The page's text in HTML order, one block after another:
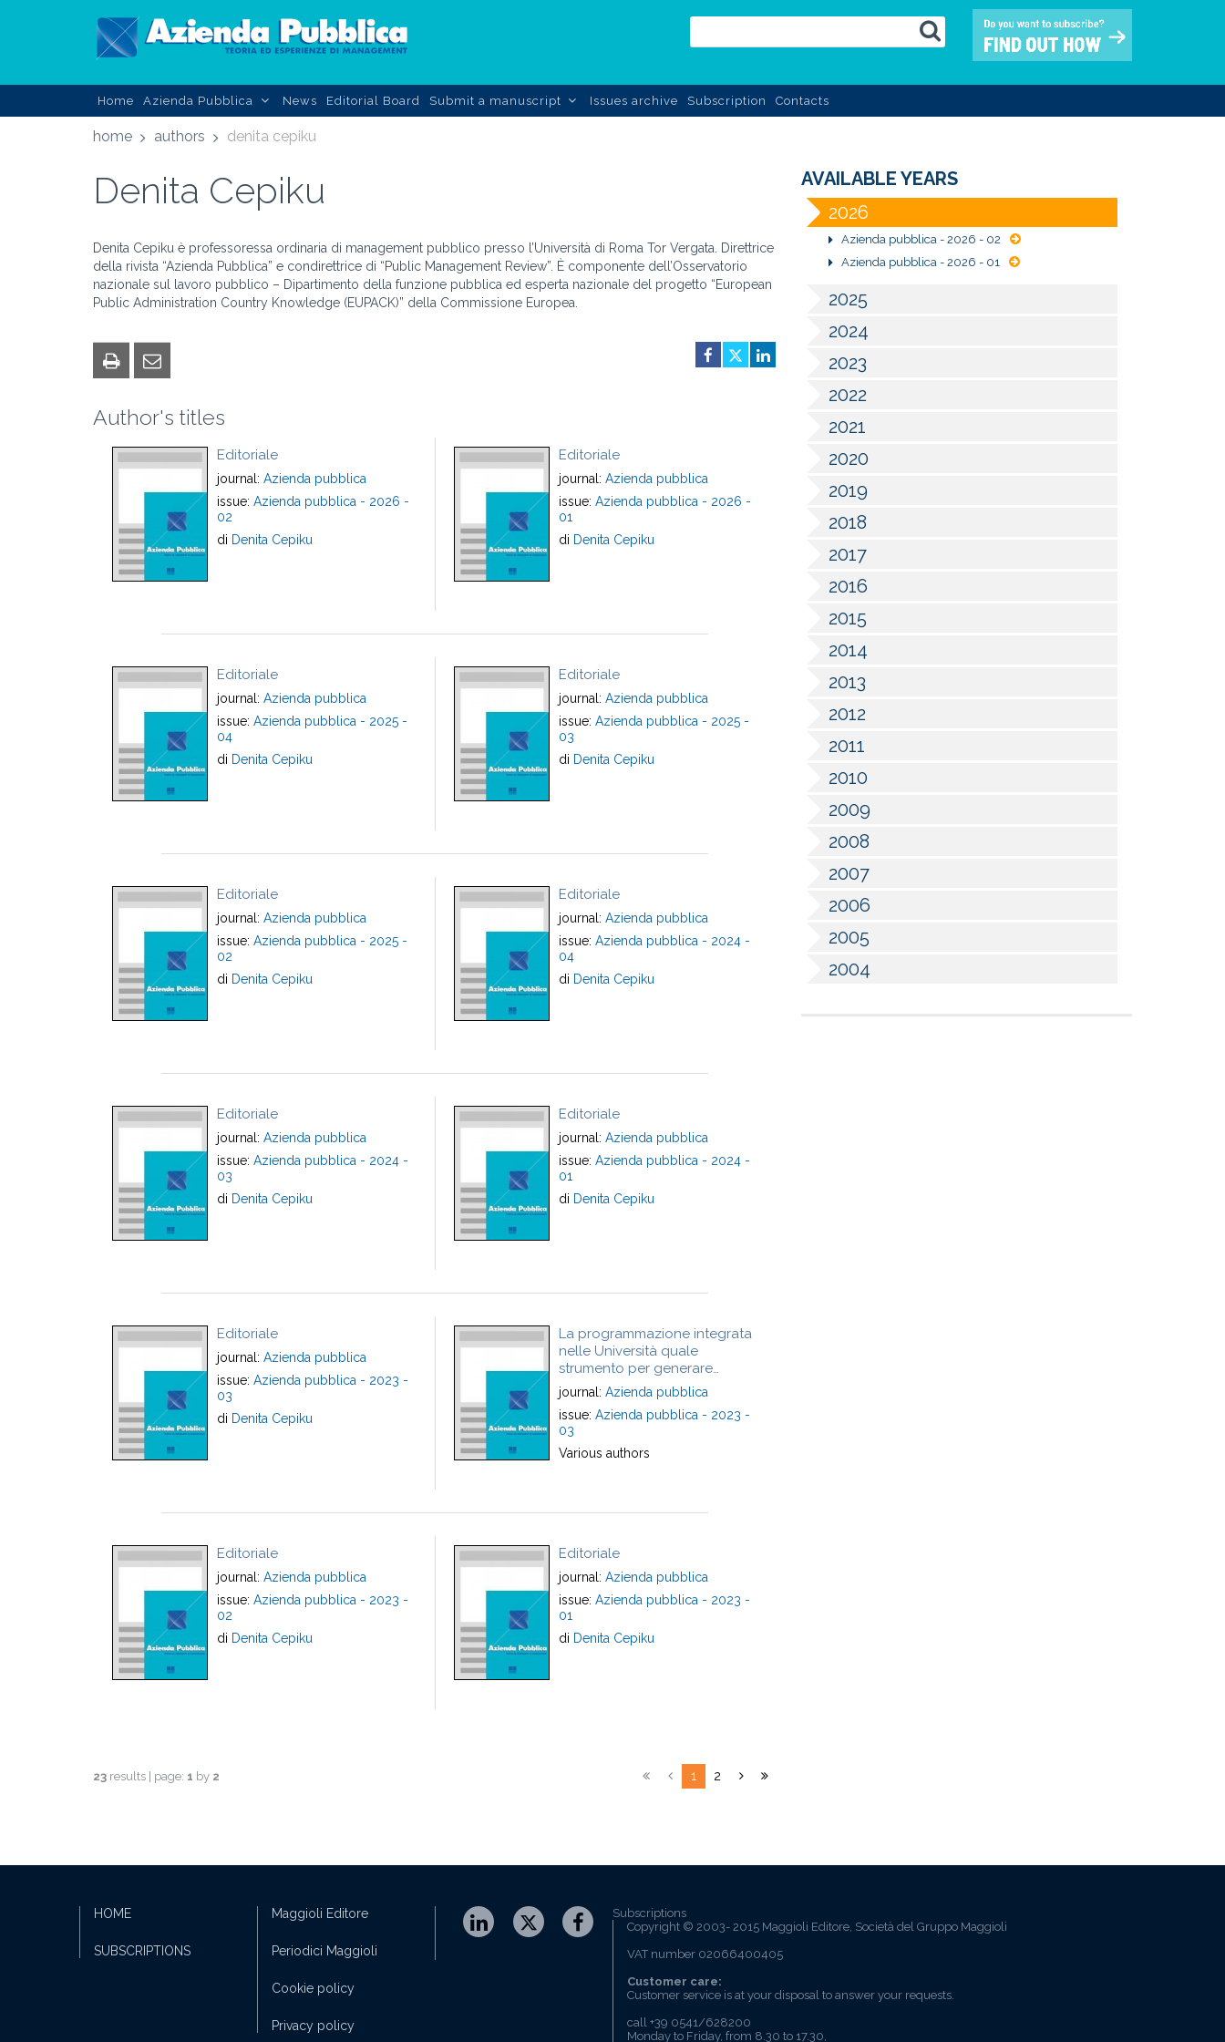
Home Azienda Pubblica News Editorial Board Submit a manuscript Issues archive Subscription Contacts
home authors denita cepiku
Denita Cepiku
Denita Cepiku è professoressa ordinaria di management pubblico presso l’Università di Roma Tor Vergata. Direttrice
della rivista “Azienda Pubblica” e condirettrice di “Public Management Review”. È componente dell’Osservatorio
nazionale sul lavoro pubblico – Dipartimento della funzione pubblica ed esperta nazionale del progetto “European
Public Administration Country Knowledge (EUPACK)” della Commissione Europea.
Author's titles
Editoriale
journal: Azienda pubblica
issue: Azienda pubblica - 2026 -
02
di Denita Cepiku
Editoriale
journal: Azienda pubblica
issue: Azienda pubblica - 2026 -
01
di Denita Cepiku
Editoriale
journal: Azienda pubblica
issue: Azienda pubblica - 2025 -
04
di Denita Cepiku
Editoriale
journal: Azienda pubblica
issue: Azienda pubblica - 2025 -
03
di Denita Cepiku
Editoriale
journal: Azienda pubblica
issue: Azienda pubblica - 2025 -
02
di Denita Cepiku
Editoriale
journal: Azienda pubblica
issue: Azienda pubblica - 2024 -
04
di Denita Cepiku
Editoriale
journal: Azienda pubblica
issue: Azienda pubblica - 2024 -
03
di Denita Cepiku
Editoriale
journal: Azienda pubblica
issue: Azienda pubblica - 2024 -
01
di Denita Cepiku
Editoriale
journal: Azienda pubblica
issue: Azienda pubblica - 2023 -
03
di Denita Cepiku
La programmazione integrata
nelle Università quale
strumento per generare
Valore Pubblico di sistema -
Outcome integrated planning
in universities as an approach
to public value creation
journal: Azienda pubblica
issue: Azienda pubblica - 2023 -
03
Various authors
Editoriale
journal: Azienda pubblica
issue: Azienda pubblica - 2023 -
02
di Denita Cepiku
Editoriale
journal: Azienda pubblica
issue: Azienda pubblica - 2023 -
01
di Denita Cepiku
23 results | page: 1 by 2 1 2
AVAILABLE YEARS
2026
Azienda pubblica - 2026 - 02
Azienda pubblica - 2026 - 01
2025
2024
2023
2022
2021
2020
2019
2018
2017
2016
2015
2014
2013
2012
2011
2010
2009
2008
2007
2006
2005
2004
HOME
SUBSCRIPTIONS
Subscriptions
Maggioli Editore
Periodici Maggioli
Cookie policy
Privacy policy
Copyright © 2003- 2015 Maggioli Editore, Società del Gruppo Maggioli
VAT number 02066400405
Customer care:
Customer service is at your disposal to answer your requests.
call +39 0541/628200
Monday to Friday, from 8.30 to 17.30,